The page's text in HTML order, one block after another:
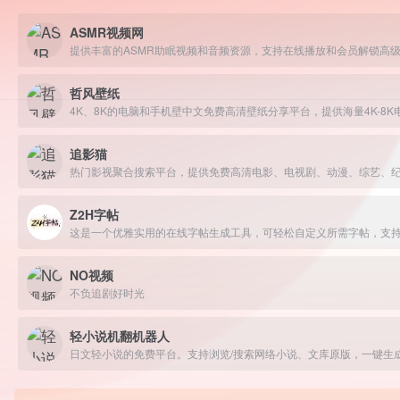
ASMR视频网
提供丰富的ASMR助眠视频和音频资源，支持在线播放和会员解锁高
哲风壁纸
追影猫
Z2H字帖
这是一个优雅实用的在线字帖生成工具，可轻松自定义所需字帖，
NO视频
不负追剧好时光
轻小说机翻机器人